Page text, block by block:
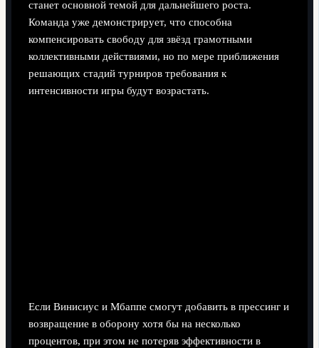
станет основной темой для дальнейшего роста.
Команда уже демонстрирует, что способна
компенсировать свободу для звёзд грамотными
коллективными действиями, но по мере приближения
решающих стадий турниров требования к
интенсивности игры будут возрастать.
Если Винисиус и Мбаппе смогут добавить в прессинг и
возвращение в оборону хотя бы на несколько
процентов, при этом не потеряв эффективности в